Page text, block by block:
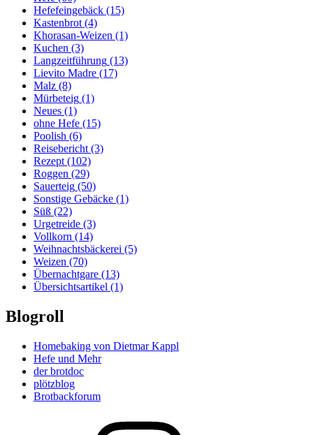
Hefefeingebäck (15)
Kastenbrot (4)
Khorasan-Weizen (1)
Kuchen (3)
Langzeitführung (13)
Lievito Madre (17)
Malz (8)
Mürbeteig (1)
Neues (1)
ohne Hefe (15)
Poolish (6)
Reisebericht (3)
Rezept (102)
Roggen (29)
Sauerteig (50)
Sonstige Gebäcke (1)
Süß (22)
Urgetreide (3)
Vollkorn (14)
Weihnachtsbäckerei (5)
Weizen (70)
Übernachtgare (13)
Übersichtsartikel (1)
Blogroll
Homebaking von Dietmar Kappl
Hefe und Mehr
der brotdoc
plötzblog
Brotbackforum